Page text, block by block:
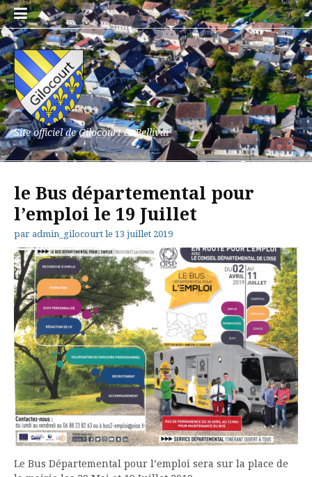
Aller
au
contenu
Site officiel de Gilocourt et Bellival
le Bus départemental pour
l’emploi le 19 Juillet
par admin_gilocourt le 13 juillet 2019
Le Bus Départemental pour l’emploi sera sur la place de